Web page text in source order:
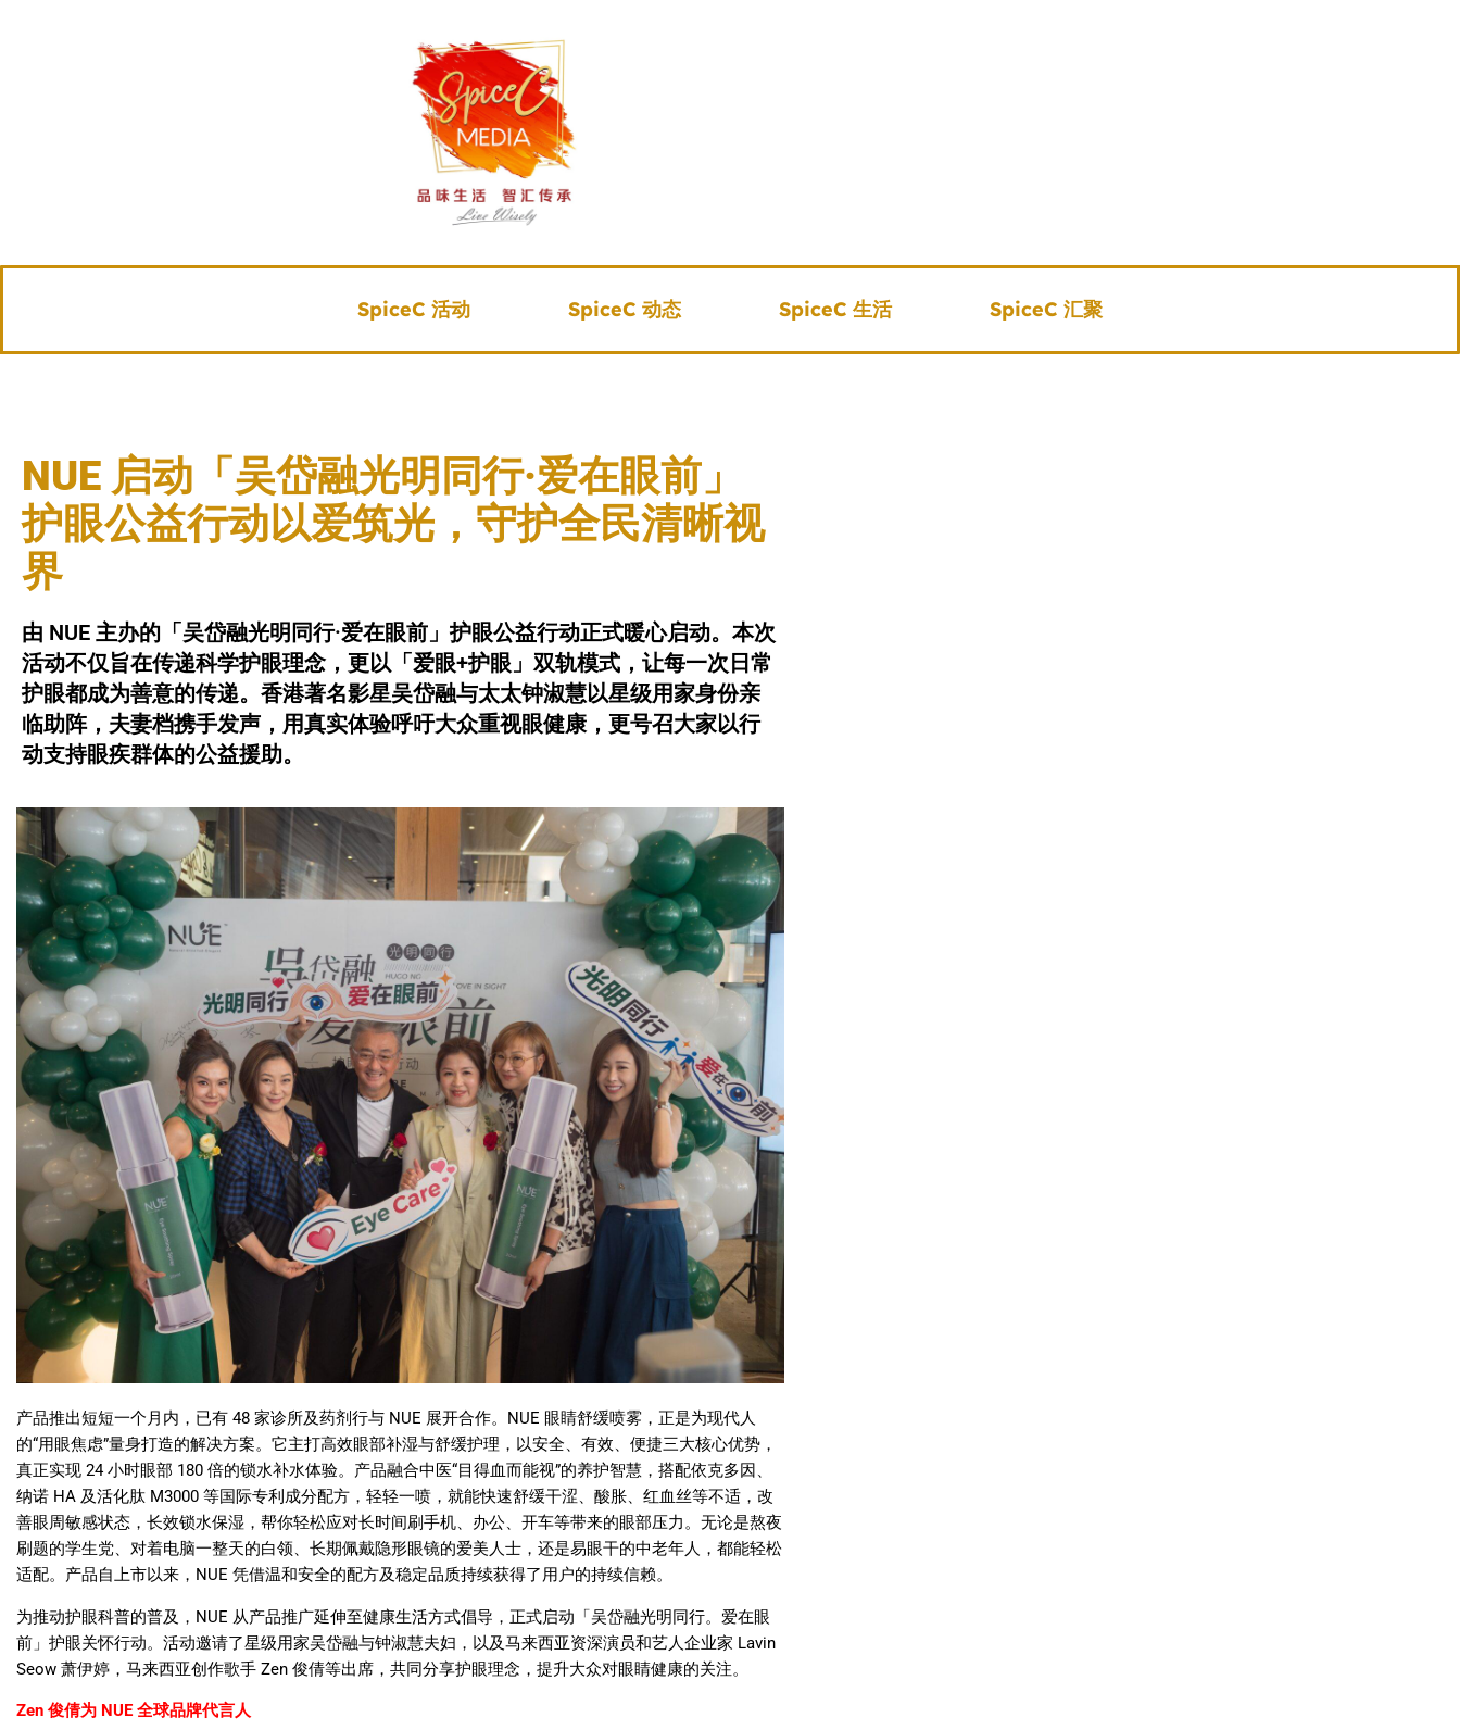
SpiceC 活动 SpiceC 动态 SpiceC 生活 SpiceC 汇聚
NUE 启动「吴岱融光明同行·爱在眼前」
护眼公益行动以爱筑光，守护全民清晰视
界
由 NUE 主办的「吴岱融光明同行·爱在眼前」护眼公益行动正式暖心启动。本次
活动不仅旨在传递科学护眼理念，更以「爱眼+护眼」双轨模式，让每一次日常
护眼都成为善意的传递。香港著名影星吴岱融与太太钟淑慧以星级用家身份亲
临助阵，夫妻档携手发声，用真实体验呼吁大众重视眼健康，更号召大家以行
动支持眼疾群体的公益援助。
产品推出短短一个月内，已有 48 家诊所及药剂行与 NUE 展开合作。 NUE 眼睛舒缓喷雾，正是为现代人
的“用眼焦虑”量身打造的解决方案。它主打高效眼部补湿与舒缓护理，以安全、有效、便捷三大核心优势，
真正实现 24小时眼部 180 倍的锁水补水体验。产品融合中医“目得血而能视”的养护智慧，搭配依克多因、
纳诺 HA 及活化肽 M3000 等国际专利成分配方，轻轻一喷，就能快速舒缓干涩、酸胀、红血丝等不适，改
善眼周敏感状态，长效锁水保湿，帮你轻松应对长时间刷手机、办公、开车等带来的眼部压力。无论是熬夜
刷题的学生党、对着电脑一整天的白领、长期佩戴隐形眼镜的爱美人士，还是易眼干的中老年人，都能轻松
适配。产品自上市以来， NUE 凭借温和安全的配方及稳定品质持续获得了用户的持续信赖。
为推动护眼科普的普及， NUE 从产品推广延伸至健康生活方式倡导，正式启动「吴岱融光明同行。爱在眼
前」护眼关怀行动。活动邀请了星级用家吴岱融与钟淑慧夫妇，以及马来西亚资深演员和艺人企业家 Lavin
Seow 萧伊婷，马来西亚创作歌手 Zen 俊倩等出席，共同分享护眼理念，提升大众对眼睛健康的关注。
Zen 俊倩为 NUE全球品牌代言人